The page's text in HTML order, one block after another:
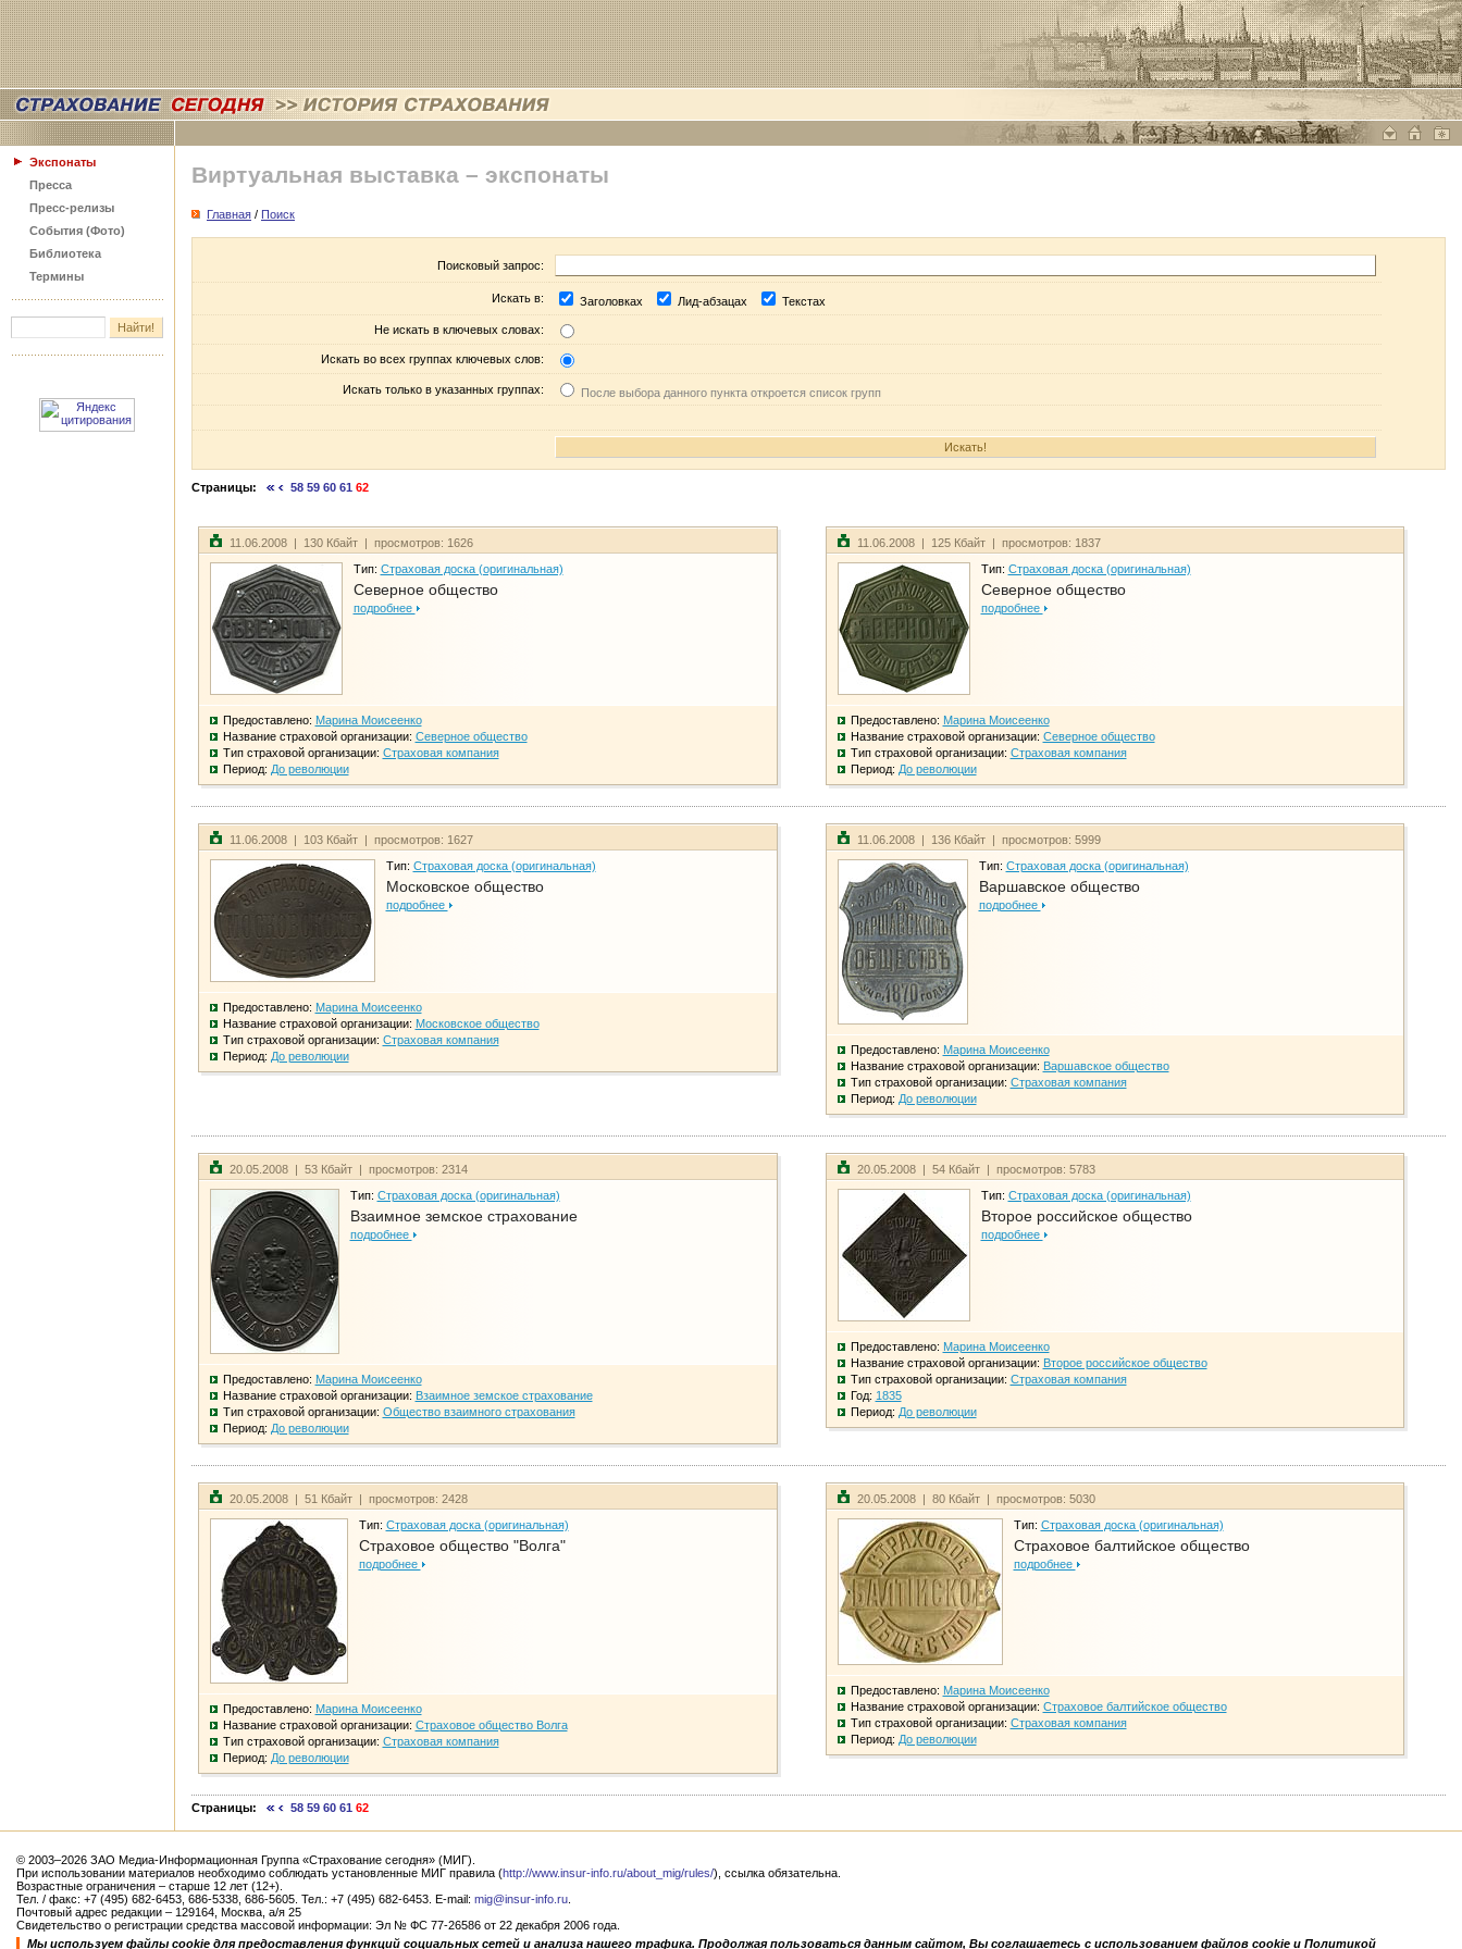
Экспонаты
Пресса
Пресс-релизы
События (Фото)
Библиотека
Термины
Виртуальная выставка – экспонаты
Главная / Поиск
Поисковый запрос:
Искать в: Заголовках Лид-абзацах Текстах
Не искать в ключевых словах:
Искать во всех группах ключевых слов:
Искать только в указанных группах: После выбора данного пункта откроется список групп
Страницы: 58 59 60 61 62
11.06.2008 | 130 Кбайт | просмотров: 1626
Тип: Страховая доска (оригинальная)
Северное общество
подробнее
Предоставлено: Марина Моисеенко
Название страховой организации: Северное общество
Тип страховой организации: Страховая компания
Период: До революции
11.06.2008 | 125 Кбайт | просмотров: 1837
Тип: Страховая доска (оригинальная)
Северное общество
подробнее
Предоставлено: Марина Моисеенко
Название страховой организации: Северное общество
Тип страховой организации: Страховая компания
Период: До революции
11.06.2008 | 103 Кбайт | просмотров: 1627
Тип: Страховая доска (оригинальная)
Московское общество
подробнее
Предоставлено: Марина Моисеенко
Название страховой организации: Московское общество
Тип страховой организации: Страховая компания
Период: До революции
11.06.2008 | 136 Кбайт | просмотров: 5999
Тип: Страховая доска (оригинальная)
Варшавское общество
подробнее
Предоставлено: Марина Моисеенко
Название страховой организации: Варшавское общество
Тип страховой организации: Страховая компания
Период: До революции
20.05.2008 | 53 Кбайт | просмотров: 2314
Тип: Страховая доска (оригинальная)
Взаимное земское страхование
подробнее
Предоставлено: Марина Моисеенко
Название страховой организации: Взаимное земское страхование
Тип страховой организации: Общество взаимного страхования
Период: До революции
20.05.2008 | 54 Кбайт | просмотров: 5783
Тип: Страховая доска (оригинальная)
Второе российское общество
подробнее
Предоставлено: Марина Моисеенко
Название страховой организации: Второе российское общество
Тип страховой организации: Страховая компания
Год: 1835
Период: До революции
20.05.2008 | 51 Кбайт | просмотров: 2428
Тип: Страховая доска (оригинальная)
Страховое общество "Волга"
подробнее
Предоставлено: Марина Моисеенко
Название страховой организации: Страховое общество Волга
Тип страховой организации: Страховая компания
Период: До революции
20.05.2008 | 80 Кбайт | просмотров: 5030
Тип: Страховая доска (оригинальная)
Страховое балтийское общество
подробнее
Предоставлено: Марина Моисеенко
Название страховой организации: Страховое балтийское общество
Тип страховой организации: Страховая компания
Период: До революции
Страницы: 58 59 60 61 62
© 2003–2026 ЗАО Медиа-Информационная Группа «Страхование сегодня» (МИГ).
При использовании материалов необходимо соблюдать установленные МИГ правила (http://www.insur-info.ru/about_mig/rules/), ссылка обязательна.
Возрастные ограничения – старше 12 лет (12+).
Тел. / факс: +7 (495) 682-6453, 686-5338, 686-5605. Тел.: +7 (495) 682-6453. E-mail: mig@insur-info.ru
Почтовый адрес редакции – 129164, Москва, а/я 25
Свидетельство о регистрации средства массовой информации: Эл № ФС 77-26586 от 22 декабря 2006 года.
Мы используем файлы cookie для предоставления функций социальных сетей и анализа нашего трафика. Продолжая пользоваться данным сайтом, Вы соглашаетесь с использованием файлов cookie и Политикой